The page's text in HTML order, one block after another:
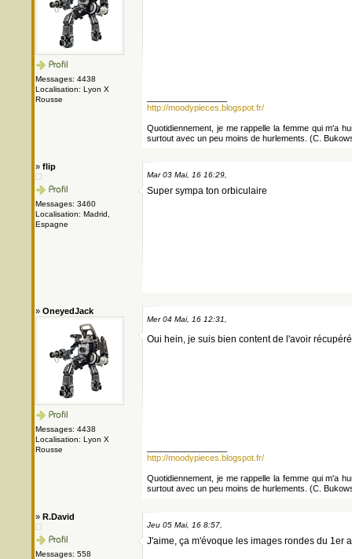
Messages: 4438
Localisation: Lyon X
Rousse
http://moodypieces.blogspot.fr/
Quotidiennement, je me rappelle la femme qui m'a
surtout avec un peu moins de hurlements. (C.
» flip
Messages: 3460
Localisation: Madrid,
Espagne
Mar 03 Mai, 16 16:29,
Super sympa ton orbiculaire
» OneyedJack
Messages: 4438
Localisation: Lyon X
Rousse
Mer 04 Mai, 16 12:31,
Oui hein, je suis bien content de l'avoir
http://moodypieces.blogspot.fr/
Quotidiennement, je me rappelle la femme qui m'a
surtout avec un peu moins de hurlements. (C.
» R.David
Messages: 558
Jeu 05 Mai, 16 8:57,
J'aime, ça m'évoque les images rondes du 1er